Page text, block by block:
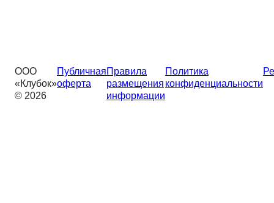
ООО
«Клубок»
© 2026
Публичная
оферта
Правила
размещения
информации
Политика
конфиденциальности